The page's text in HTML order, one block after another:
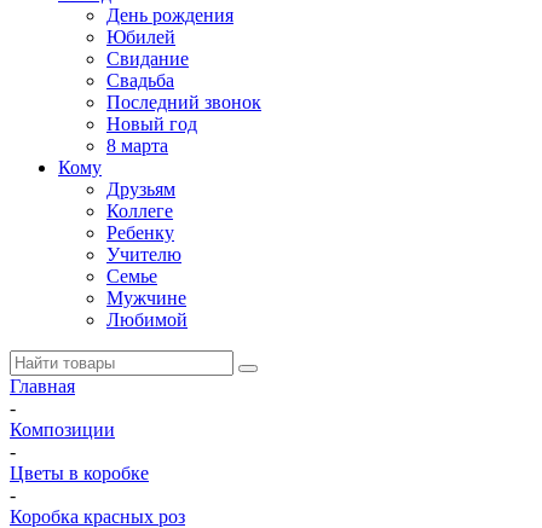
День рождения
Юбилей
Свидание
Свадьба
Последний звонок
Новый год
8 марта
Кому
Друзьям
Коллеге
Ребенку
Учителю
Семье
Мужчине
Любимой
Главная
-
Композиции
-
Цветы в коробке
-
Коробка красных роз